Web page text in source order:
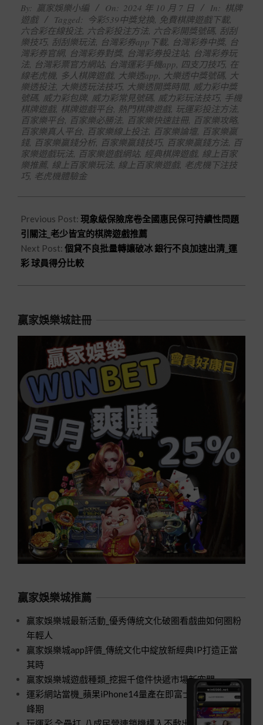
10-
07
By: 贏家娛樂小編 On: 2024 年 10 月 7 日 In: 棋牌
遊戲
Tagged: 今彩539中獎兌換, 免費棋牌遊戲下載,
六合彩在線投注, 六合彩投注方法, 六合彩開獎號碼, 刮刮
樂技巧, 刮刮樂玩法, 台灣彩券app下載, 台灣彩券中獎, 台
灣彩券官網, 台灣彩券對獎, 台灣彩券投注站, 台灣彩券玩
法, 台灣彩票官方網站, 台灣運彩手機app, 四支刀技巧, 在
線老虎機, 多人棋牌遊戲, 大樂透app, 大樂透中獎號碼, 大
樂透投注, 大樂透玩法技巧, 大樂透開獎時間, 威力彩中獎
號碼, 威力彩包牌, 威力彩常見號碼, 威力彩玩法技巧, 手機
棋牌遊戲, 棋牌遊戲平台, 熱門棋牌遊戲, 玩運彩投注方法,
百家樂平台, 百家樂必勝法, 百家樂快速註冊, 百家樂攻略,
百家樂真人平台, 百家樂線上投注, 百家樂論壇, 百家樂贏
錢, 百家樂贏錢分析, 百家樂贏錢技巧, 百家樂贏錢方法, 百
家樂遊戲玩法, 百家樂遊戲網站, 經典棋牌遊戲, 線上百家
樂推薦, 線上百家樂玩法, 線上百家樂遊戲, 老虎機下注技
巧, 老虎機體驗金
Previous Post: 現象級保險席卷全國惠民保可持續性問題
引關注_老少皆宜的棋牌遊戲推薦
Next Post: 個貸不良批量轉讓破冰 銀行不良加速出清_運
彩 球員得分比較
贏家娛樂城註冊
贏家娛樂城推薦
贏家娛樂城最新活動_優秀傳統文化破圈看戲曲如何圈粉
年輕人
贏家娛樂城app評價_傳統文化中綻放新經典IP打造正當
其時
贏家娛樂城遊戲種類_挖掘千億件快遞市場新空間
運彩網站當機_蘋果iPhone14量產在即富士康招工進入高
峰期